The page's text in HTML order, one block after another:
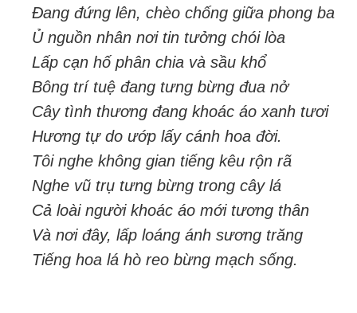
Đang đứng lên, chèo chống giữa phong ba
Ủ nguồn nhân nơi tin tưởng chói lòa
Lấp cạn hố phân chia và sầu khổ
Bông trí tuệ đang tưng bừng đua nở
Cây tình thương đang khoác áo xanh tươi
Hương tự do ướp lấy cánh hoa đời.
Tôi nghe không gian tiếng kêu rộn rã
Nghe vũ trụ tưng bừng trong cây lá
Cả loài người khoác áo mới tương thân
Và nơi đây, lấp loáng ánh sương trăng
Tiếng hoa lá hò reo bừng mạch sống.